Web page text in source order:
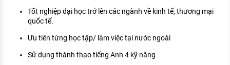
Tốt nghiệp đại học trở lên các ngành về kinh tế, thương mại
quốc tế.
Ưu tiên từng học tập/ làm việc tại nước ngoài
Sử dụng thành thạo tiếng Anh 4 kỹ năng